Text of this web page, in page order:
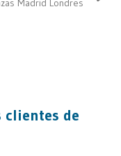
Madrid Londres
clientes de